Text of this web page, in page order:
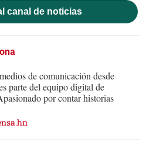
canal de noticias
de comunicación desde
parte del equipo digital de
por contar historias